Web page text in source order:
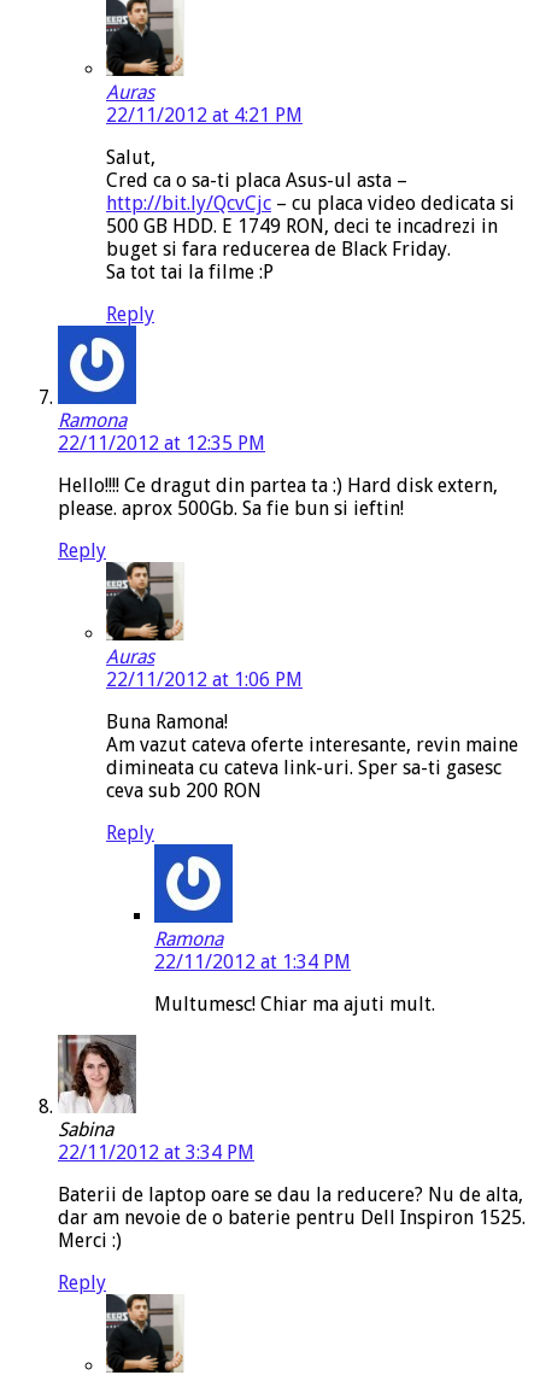
Auras
22/11/2012 at 4:21 PM
Salut,
Cred ca o sa-ti placa Asus-ul asta –
http://bit.ly/QcvCjc – cu placa video dedicata si
500 GB HDD. E 1749 RON, deci te incadrezi in
buget si fara reducerea de Black Friday.
Sa tot tai la filme :P
Reply
Ramona
22/11/2012 at 12:35 PM
Hello!!!! Ce dragut din partea ta :) Hard disk extern,
please. aprox 500Gb. Sa fie bun si ieftin!
Reply
Auras
22/11/2012 at 1:06 PM
Buna Ramona!
Am vazut cateva oferte interesante, revin maine
dimineata cu cateva link-uri. Sper sa-ti gasesc
ceva sub 200 RON
Reply
Ramona
22/11/2012 at 1:34 PM
Multumesc! Chiar ma ajuti mult.
Sabina
22/11/2012 at 3:34 PM
Baterii de laptop oare se dau la reducere? Nu de alta,
dar am nevoie de o baterie pentru Dell Inspiron 1525.
Merci :)
Reply